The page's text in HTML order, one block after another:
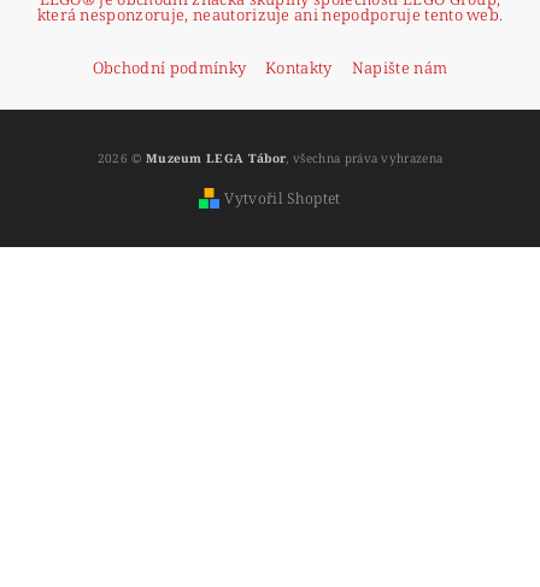
která nesponzoruje, neautorizuje ani nepodporuje tento web.
Obchodní podmínky Kontakty Napište nám
2026 © Muzeum LEGA Tábor , všechna práva vyhrazena
Vytvořil Shoptet